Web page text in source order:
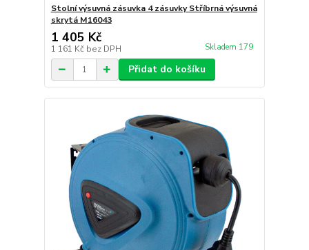
Stolní výsuvná zásuvka 4 zásuvky Stříbrná výsuvná
skrytá M16043
1 405 Kč
1 161 Kč bez DPH Skladem 179
Přidat do košíku